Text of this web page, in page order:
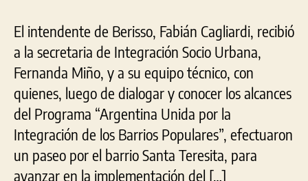
El intendente de Berisso, Fabián Cagliardi, recibió
a la secretaria de Integración Socio Urbana,
Fernanda Miño, y a su equipo técnico, con
quienes, luego de dialogar y conocer los alcances
del Programa “Argentina Unida por la
Integración de los Barrios Populares”, efectuaron
un paseo por el barrio Santa Teresita, para
avanzar en la implementación del […]